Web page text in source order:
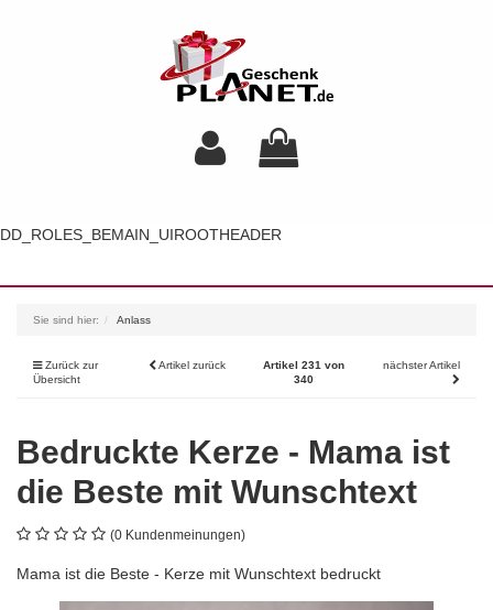
DD_ROLES_BEMAIN_UIROOTHEADER
Sie sind hier: Anlass
Zurück zur
Übersicht
Artikel zurück
Artikel 231 von
340
nächster Artikel
Bedruckte Kerze - Mama ist
die Beste mit Wunschtext
(0 Kundenmeinungen)
Mama ist die Beste - Kerze mit Wunschtext bedruckt